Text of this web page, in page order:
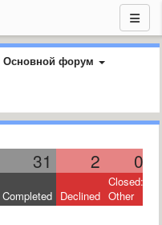
Основной форум
31 2 0
Completed Declined
Closed:
Other